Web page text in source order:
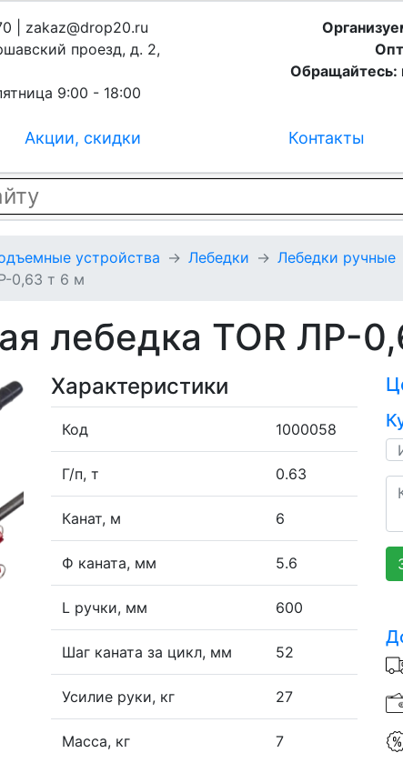
| zakaz@drop20.ru
проезд, д. 2,
9:00 - 18:00
Обращайтесь:
Акции, скидки Контакты
устройства Лебедки Лебедки ручные
0,63 т 6 м
лебедка TOR ЛР-
Характеристики
Код 1000058
Г/п, т 0.63
Канат, м 6
Ф каната, мм 5.6
L ручки, мм 600
Шаг каната за цикл, мм 52
Усилие руки, кг 27
Масса, кг 7